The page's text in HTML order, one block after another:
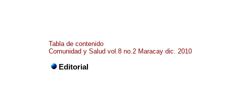
Tabla de contenido
Comunidad y Salud vol.8 no.2 Maracay dic. 2010
Editorial